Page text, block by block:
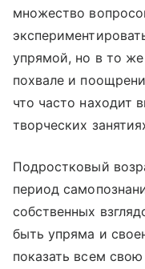
множество
упрямой, но в то
похвале и
что часто находит
творческих
Подростковый
период
собственных
быть упряма и
показать всем